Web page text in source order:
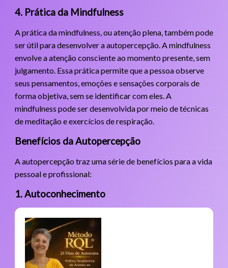
4. Prática da Mindfulness
A prática da mindfulness, ou atenção plena, também pode
ser útil para desenvolver a autopercepção. A mindfulness
envolve a atenção consciente ao momento presente, sem
julgamento. Essa prática permite que a pessoa observe
seus pensamentos, emoções e sensações corporais de
forma objetiva, sem se identificar com eles. A
mindfulness pode ser desenvolvida por meio de técnicas
de meditação e exercícios de respiração.
Benefícios da Autopercepção
A autopercepção traz uma série de benefícios para a vida
pessoal e profissional:
1. Autoconhecimento